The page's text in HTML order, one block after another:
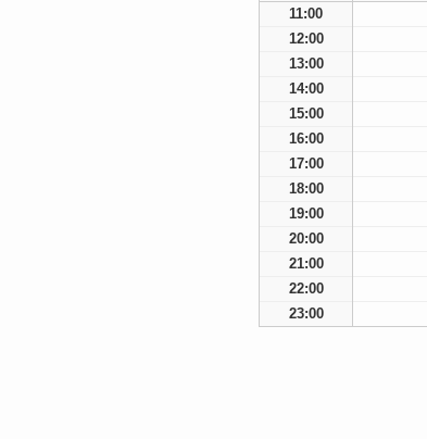
11:00
12:00
13:00
14:00
15:00
16:00
17:00
18:00
19:00
20:00
21:00
22:00
23:00